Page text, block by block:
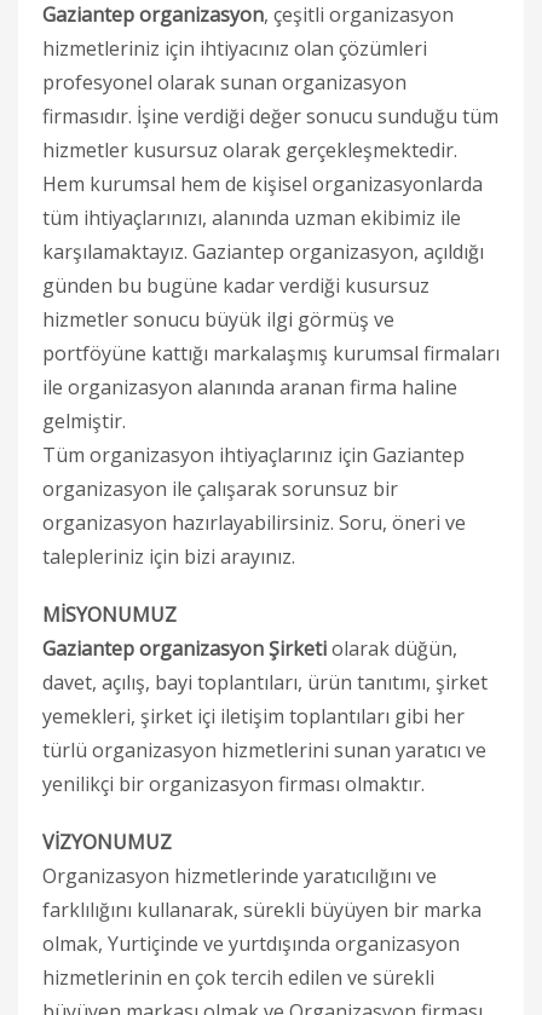
Gaziantep organizasyon, çeşitli organizasyon
hizmetleriniz için ihtiyacınız olan çözümleri
profesyonel olarak sunan organizasyon
firmasıdır. İşine verdiği değer sonucu sunduğu tüm
hizmetler kusursuz olarak gerçekleşmektedir.
Hem kurumsal hem de kişisel organizasyonlarda
tüm ihtiyaçlarınızı, alanında uzman ekibimiz ile
karşılamaktayız. Gaziantep organizasyon, açıldığı
günden bu bugüne kadar verdiği kusursuz
hizmetler sonucu büyük ilgi görmüş ve
portföyüne kattığı markalaşmış kurumsal firmaları
ile organizasyon alanında aranan firma haline
gelmiştir.
Tüm organizasyon ihtiyaçlarınız için Gaziantep
organizasyon ile çalışarak sorunsuz bir
organizasyon hazırlayabilirsiniz. Soru, öneri ve
talepleriniz için bizi arayınız.
MİSYONUMUZ
Gaziantep organizasyon Şirketiolarak düğün,
davet, açılış, bayi toplantıları, ürün tanıtımı, şirket
yemekleri, şirket içi iletişim toplantıları gibi her
türlü organizasyon hizmetlerini sunan yaratıcı ve
yenilikçi bir organizasyon firması olmaktır.
VİZYONUMUZ
Organizasyon hizmetlerinde yaratıcılığını ve
farklılığını kullanarak, sürekli büyüyen bir marka
olmak, Yurtiçinde ve yurtdışında organizasyon
hizmetlerinin en çok tercih edilen ve sürekli